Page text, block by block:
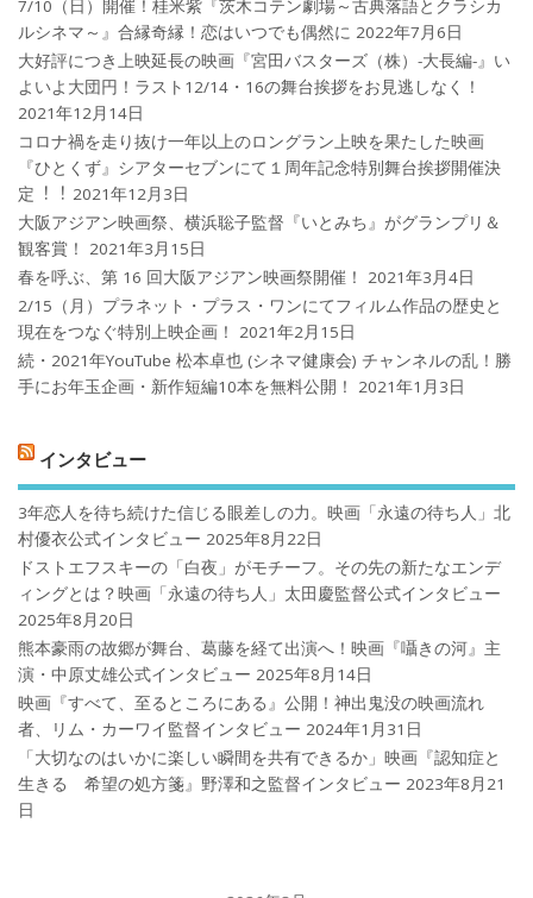
7/10（日）開催！桂米紫『茨木コテン劇場～古典落語とクラシカ
ルシネマ～』合縁奇縁！恋はいつでも偶然に 2022年7月6日
大好評につき上映延長の映画『宮田バスターズ（株）-大長編-』い
よいよ大団円！ラスト12/14・16の舞台挨拶をお見逃しなく！
2021年12月14日
コロナ禍を⾛り抜け⼀年以上のロングラン上映を果たした映画
『ひとくず』シアターセブンにて１周年記念特別舞台挨拶開催決
定︕︕ 2021年12月3日
大阪アジアン映画祭、横浜聡子監督『いとみち』がグランプリ＆
観客賞！
2021年3月15日
春を呼ぶ、第 16 回大阪アジアン映画祭開催！
2021年3月4日
2/15（月）プラネット・プラス・ワンにてフィルム作品の歴史と
現在をつなぐ特別上映企画！
2021年2月15日
続・2021年YouTube 松本卓也 (シネマ健康会) チャンネルの乱！勝
手にお年玉企画・新作短編10本を無料公開！
2021年1月3日
インタビュー
3年恋人を待ち続けた信じる眼差しの力。映画「永遠の待ち人」北
村優衣公式インタビュー 2025年8月22日
ドストエフスキーの「白夜」がモチーフ。その先の新たなエンデ
ィングとは？映画「永遠の待ち人」太田慶監督公式インタビュー
2025年8月20日
熊本豪雨の故郷が舞台、葛藤を経て出演へ！映画『囁きの河』主
演・中原丈雄公式インタビュー 2025年8月14日
映画『すべて、至るところにある』公開！神出鬼没の映画流れ
者、リム・カーワイ監督インタビュー 2024年1月31日
「大切なのはいかに楽しい瞬間を共有できるか」映画『認知症と
生きる 希望の処方箋』野澤和之監督インタビュー 2023年8月21
日